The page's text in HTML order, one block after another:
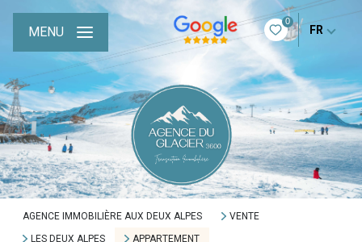
0
FR
MENU
AGENCE IMMOBILIÈRE AUX DEUX ALPES
VENTE
LES DEUX ALPES
APPARTEMENT